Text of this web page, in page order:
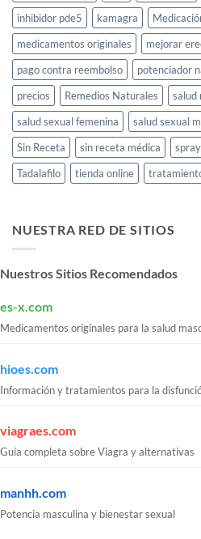
inhibidor pde5
kamagra
medicamentos originales
mejorar
pago contra reembolso
potenciador
precios
Remedios Naturales salud
salud sexual femenina
salud sexual
Sin Receta
sin receta médica
Tadalafilo
tienda online
NUESTRA RED DE SITIOS
Nuestros Sitios Recomendados
es-x.com
Medicamentos originales para la salud
hioes.com
Información y tratamientos para la
viagraes.com
Guía completa sobre Viagra y alternativas
manhh.com
Potencia masculina y bienestar sexual